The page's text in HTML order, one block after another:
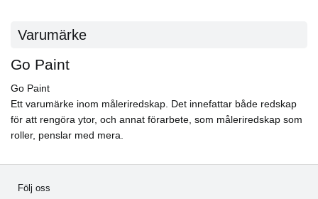
Varumärke
Go Paint
Go Paint
Ett varumärke inom måleriredskap. Det innefattar både redskap
för att rengöra ytor, och annat förarbete, som måleriredskap som
roller, penslar med mera.
Följ oss